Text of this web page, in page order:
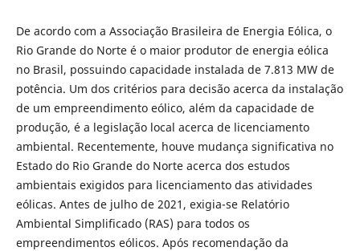
De acordo com a Associação Brasileira de Energia Eólica, o
Rio Grande do Norte é o maior produtor de energia eólica
no Brasil, possuindo capacidade instalada de 7.813 MW de
potência. Um dos critérios para decisão acerca da instalação
de um empreendimento eólico, além da capacidade de
produção, é a legislação local acerca de licenciamento
ambiental. Recentemente, houve mudança significativa no
Estado do Rio Grande do Norte acerca dos estudos
ambientais exigidos para licenciamento das atividades
eólicas. Antes de julho de 2021, exigia-se Relatório
Ambiental Simplificado (RAS) para todos os
empreendimentos eólicos. Após recomendação da